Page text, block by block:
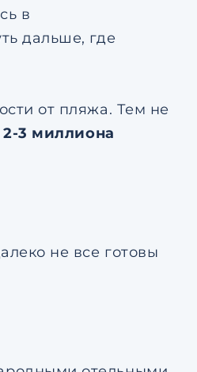
в
дальше, где
от пляжа. Тем не
2-3 миллиона
не все готовы